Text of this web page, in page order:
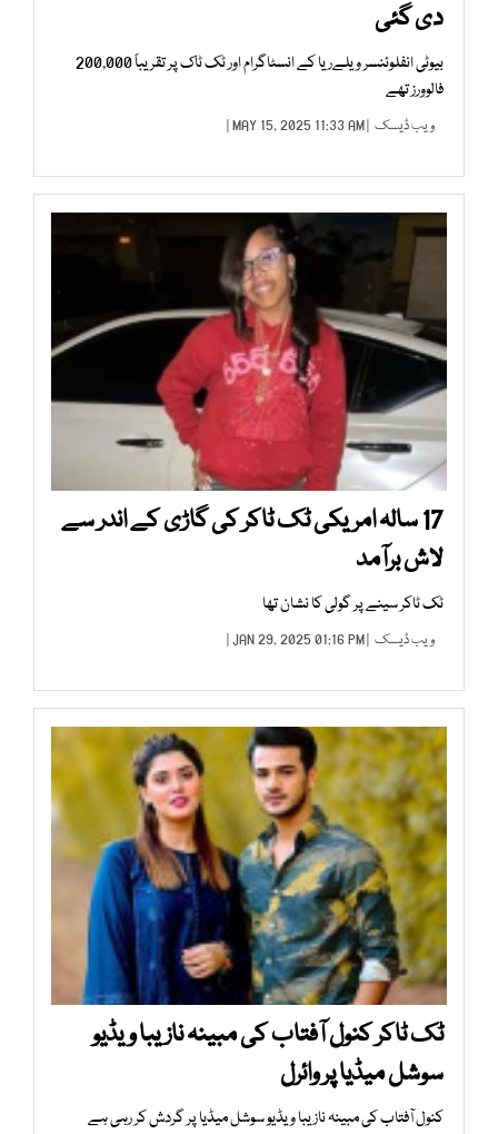
دی گئی
بیوٹی انفلوئنسر ویلےریا کے انسٹاگرام اور ٹک ٹاک پر تقریباً 200,000
فالوورز تھے
ویب ڈیسک | MAY 15, 2025 11:33 AM |
17 سالہ امریکی ٹک ٹاکر کی گاڑی کے اندر سے
لاش برآمد
ٹک ٹاکر سینے پر گولی کا نشان تھا
ویب ڈیسک | JAN 29, 2025 01:16 PM |
ٹک ٹاکر کنول آفتاب کی مبینہ نازیبا ویڈیو
سوشل میڈیا پر وائرل
کنول آفتاب کی مبینہ نازیبا ویڈیو سوشل میڈیا پر گردش کر رہی ہے